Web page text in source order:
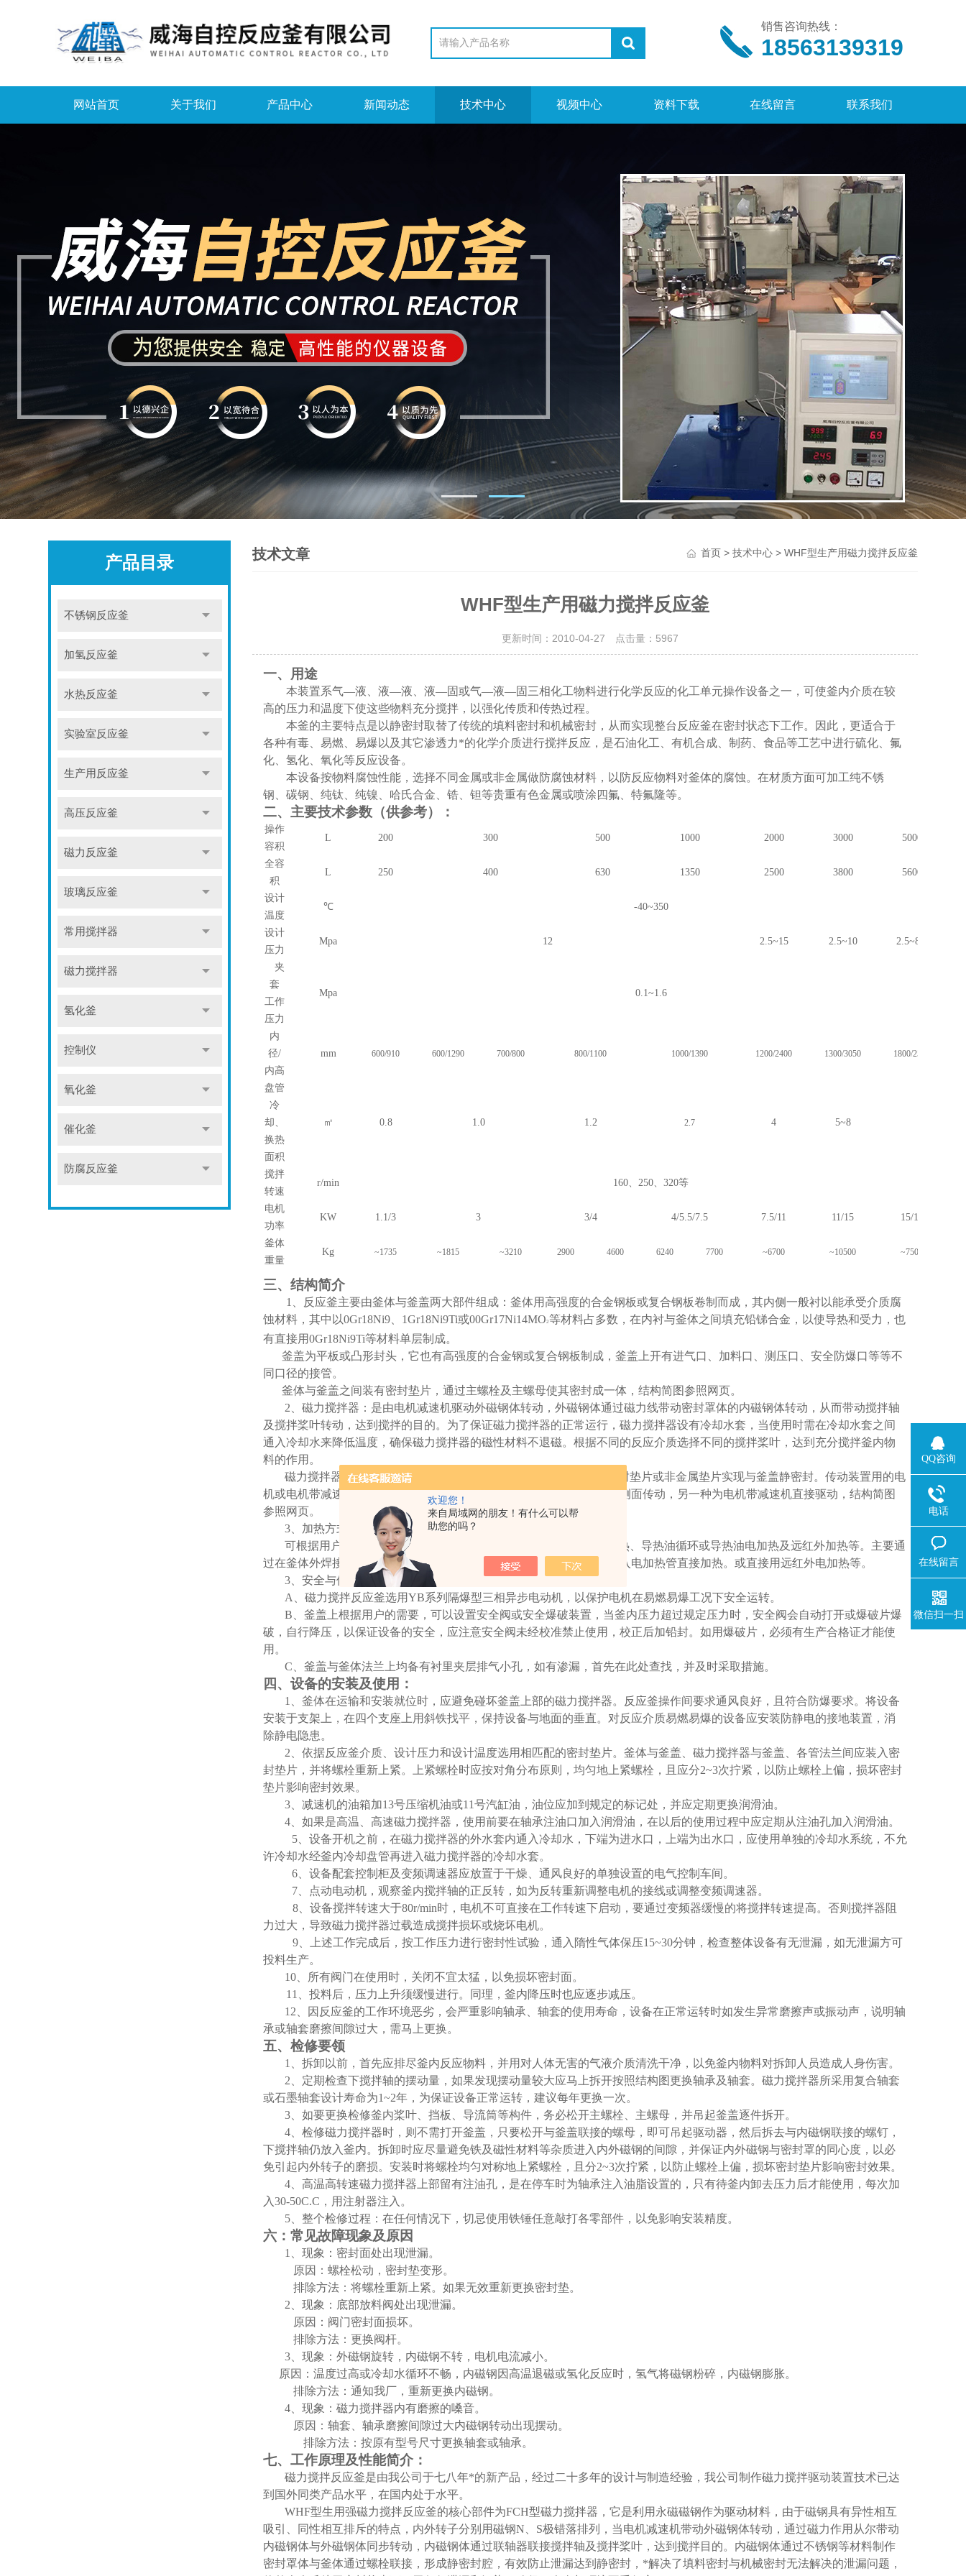
欢迎您！
来自局域网的朋友！有什么可以帮
助您的吗？
销售咨询热线：
18563139319
网站首页 关于我们 产品中心 新闻动态 技术中心 视频中心 资料下载 在线留言 联系我们
产品目录
不锈钢反应釜
加氢反应釜
水热反应釜
实验室反应釜
生产用反应釜
高压反应釜
磁力反应釜
玻璃反应釜
常用搅拌器
磁力搅拌器
氢化釜
控制仪
氧化釜
催化釜
防腐反应釜
技术文章 首页> 技术中心> WHF型生产用磁力搅拌反应釜
WHF型生产用磁力搅拌反应釜
更新时间：2010-04-27 点击量： 5967
一、用途
本装置系气—液、液—液、液—固或气—液—固三相化工物料进行化学反应的化工单元操作设备之一，可使釜内介质在较
高的压力和温度下使这些物料充分搅拌，以强化传质和传热过程。
本釜的主要特点是以静密封取替了传统的填料密封和机械密封，从而实现整台反应釜在密封状态下工作。因此，更适合于
各种有毒、易燃、易爆以及其它渗透力*的化学介质进行搅拌反应，是石油化工、有机合成、制药、食品等工艺中进行硫化、氟
化、氢化、氧化等反应设备。
本设备按物料腐蚀性能，选择不同金属或非金属做防腐蚀材料，以防反应物料对釜体的腐蚀。在材质方面可加工纯不锈
钢、碳钢、纯钛、纯镍、哈氏合金、锆、钽等贵重有色金属或喷涂四氟、特氟隆等。
二、主要技术参数（供参考）：
操作
容积
L 200 300 500 1000 2000 3000 5000
全容
积
L 250 400 630 1350 2500 3800 5600
设计
温度
℃ -40~350
设计
压力
Mpa 12 2.5~15 2.5~10 2.5~8.0
夹
套
工作
压力
Mpa 0.1~1.6
内
径/
内高
mm 600/910 600/1290 700/800 800/1100 1000/1390 1200/2400 1300/3050 1800/2500
盘管
冷
却、
换热
面积
㎡ 0.8 1.0 1.2 2.7 4 5~8
搅拌
转速
r/min 160、250、320等
电机
功率
KW 1.1/3 3 3/4 4/5.5/7.5 7.5/11 11/15 15/18
釜体
重量
Kg ~1735 ~1815 ~3210 2900 4600 6240 7700 ~6700 ~10500 ~7500
三、结构简介
1
、反应釜主要由釜体与釜盖两大部件组成：釜体用高强度的合金钢板或复合钢板卷制而成，其内侧一般衬以能承受介质腐
蚀材料，其中以0Gr18Ni9 1Gr18Ni9Ti或00Gr17Ni14MO2 等材料占多数，在内衬与釜体之间填充铅锑合金，以使导热和受力，也
有直接用0Gr18Ni9Ti等材料单层制成。
釜盖为平板或凸形封头，它也有高强度的合金钢或复合钢板制成，釜盖上开有进气口、加料口、测压口、安全防爆口等等不
同口径的接管。
釜体与釜盖之间装有密封垫片，通过主螺栓及主螺母使其密封成一体，结构简图参照网页。
2 、磁力搅拌器：是由电机减速机驱动外磁钢体转动，外磁钢体通过磁力线带动密封罩体的内磁钢体转动，从而带动搅拌轴
及搅拌桨叶转动，达到搅拌的目的。为了保证磁力搅拌器的正常运行，磁力搅拌器设有冷却水套，当使用时需在冷却水套之间
通入冷却水来降低温度，确保磁力搅拌器的磁性材料不退磁。根据不同的反应介质选择不同的搅拌桨叶，达到充分搅拌釜内物
料的作用。
磁力搅拌器装置用高压法兰、螺钉与釜盖联接一体，中间由金属密封垫片或非金属垫片实现与釜盖静密封。传动装置用的电
机或电机带减速机安装的两种形式：电机和磁力搅拌器用三角皮带联接侧面传动，另一种为电机带减速机直接驱动，结构简图
参照网页。
3 、加热方式：
可根据用户的要求选择不同的加热方式，如蒸汽加热、水浴循环加热、导热油循环或导热油电加热及远红外加热等。主要通
过在釜体外焊接夹套，通入蒸汽、水循环、油循环，或在夹套中直接插入电加热管直接加热。或直接用远红外电加热等。
3 、安全与保护装置：
A
、磁力搅拌反应釜选用YB系列隔爆型三相异步电动机，以保护电机在易燃易爆工况下安全运转。
B 、釜盖上根据用户的需要，可以设置安全阀或安全爆破装置，当釜内压力超过规定压力时，安全阀会自动打开或爆破片爆
破，自行降压，以保证设备的安全，应注意安全阀未经校准禁止使用，校正后加铅封。如用爆破片，必须有生产合格证才能使
用。
C 、釜盖与釜体法兰上均备有衬里夹层排气小孔，如有渗漏，首先在此处查找，并及时采取措施。
四、设备的安装及使用：
1
、釜体在运输和安装就位时，应避免碰坏釜盖上部的磁力搅拌器。反应釜操作间要求通风良好，且符合防爆要求。将设备
安装于支架上，在四个支座上用斜铁找平，保持设备与地面的垂直。对反应介质易燃易爆的设备应安装防静电的接地装置，消
除静电隐患。
2 、依据反应釜介质、设计压力和设计温度选用相匹配的密封垫片。釜体与釜盖、磁力搅拌器与釜盖、各管法兰间应装入密
封垫片，并将螺栓重新上紧。上紧螺栓时应按对角分布原则，均匀地上紧螺栓，且应分2~3次拧紧，以防止螺栓上偏，损坏密封
垫片影响密封效果。
3 、减速机的油箱加13号压缩机油或11号汽缸油，油位应加到规定的标记处，并应定期更换润滑油。
4 、如果是高温、高速磁力搅拌器，使用前要在轴承注油口加入润滑油，在以后的使用过程中应定期从注油孔加入润滑油。
5、设备开机之前，在磁力搅拌器的外水套内通入冷却水，下端为进水口，上端为出水口，应使用单独的冷却水系统，不允
许冷却水经釜内冷却盘管再进入磁力搅拌器的冷却水套。
6、设备配套控制柜及变频调速器应放置于干燥、通风良好的单独设置的电气控制车间。
7、点动电动机，观察釜内搅拌轴的正反转，如为反转重新调整电机的接线或调整变频调速器。
8、设备搅拌转速大于80r/min时，电机不可直接在工作转速下启动，要通过变频器缓慢的将搅拌转速提高。否则搅拌器阻
力过大，导致磁力搅拌器过载造成搅拌损坏或烧坏电机。
9、上述工作完成后，按工作压力进行密封性试验，通入隋性气体保压15~30分钟，检查整体设备有无泄漏，如无泄漏方可
投料生产。
10 、所有阀门在使用时，关闭不宜太猛，以免损坏密封面。
11
、投料后，压力上升须缓慢进行。同理，釜内降压时也应逐步减压。
12 、因反应釜的工作环境恶劣，会严重影响轴承、轴套的使用寿命，设备在正常运转时如发生异常磨擦声或振动声，说明轴
承或轴套磨擦间隙过大，需马上更换。
五、检修要领
1
、拆卸以前，首先应排尽釜内反应物料，并用对人体无害的气液介质清洗干净，以免釜内物料对拆卸人员造成人身伤害。
2 、定期检查下搅拌轴的摆动量，如果发现摆动量较大应马上拆开按照结构图更换轴承及轴套。磁力搅拌器所采用复合轴套
或石墨轴套设计寿命为1~2年，为保证设备正常运转，建议每年更换一次。
3 、如要更换检修釜内桨叶、挡板、导流筒等构件，务必松开主螺栓、主螺母，并吊起釜盖逐件拆开。
4 、检修磁力搅拌器时，则不需打开釜盖，只要松开与釜盖联接的螺母，即可吊起驱动器，然后拆去与内磁钢联接的螺钉，
下搅拌轴仍放入釜内。拆卸时应尽量避免铁及磁性材料等杂质进入内外磁钢的间隙，并保证内外磁钢与密封罩的同心度，以必
免引起内外转子的磨损。安装时将螺栓均匀对称地上紧螺栓，且分2~3次拧紧，以防止螺栓上偏，损坏密封垫片影响密封效果。
4 、高温高转速磁力搅拌器上部留有注油孔，是在停车时为轴承注入油脂设置的，只有待釜内卸去压力后才能使用，每次加
入30-50C.C ，用注射器注入。
5 、整个检修过程：在任何情况下，切忌使用铁锤任意敲打各零部件，以免影响安装精度。
六：常见故障现象及原因
1
、现象：密封面处出现泄漏。
原因：螺栓松动，密封垫变形。
排除方法：将螺栓重新上紧。如果无效重新更换密封垫。
2 、现象：底部放料阀处出现泄漏。
原因：阀门密封面损坏。
排除方法：更换阀杆。
3 、现象：外磁钢旋转，内磁钢不转，电机电流减小。
原因：温度过高或冷却水循环不畅，内磁钢因高温退磁或氢化反应时，氢气将磁钢粉碎，内磁钢膨胀。
排除方法：通知我厂，重新更换内磁钢。
4 、现象：磁力搅拌器内有磨擦的嗓音。
原因：轴套、轴承磨擦间隙过大内磁钢转动出现摆动。
排除方法：按原有型号尺寸更换轴套或轴承。
七、工作原理及性能简介：
磁力搅拌反应釜是由我公司于七八年*的新产品，经过二十多年的设计与制造经验，我公司制作磁力搅拌驱动装置技术已达
到国外同类产品水平，在国内处于水平。
WHF型生用强磁力搅拌反应釜的核心部件为FCH型磁力搅拌器，它是利用永磁磁钢作为驱动材料，由于磁钢具有异性相互
吸引、同性相互排斥的特点，内外转子分别用磁钢N S极错落排列，当电机减速机带动外磁钢体转动，通过磁力作用从尔带动
内磁钢体与外磁钢体同步转动，内磁钢体通过联轴器联接搅拌轴及搅拌桨叶，达到搅拌目的。内磁钢体通过不锈钢等材料制作
密封罩体与釜体通过螺栓联接，形成静密封腔，有效防止泄漏达到静密封，*解决了填料密封与机械密封无法解决的泄漏问题，
QQ咨询
电话
在线留言
微信扫一扫